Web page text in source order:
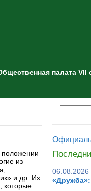
палата VII
положении
из
и др. Из
которые
06.08.2026